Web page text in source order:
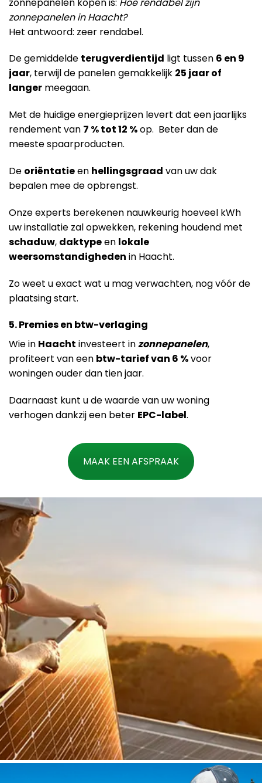
zonnepanelen in Haacht?
Het antwoord: zeer rendabel.
De gemiddelde terugverdientijd ligt tussen 6 en 9
jaar, terwijl de panelen gemakkelijk 25 jaar of
langer meegaan.
Met de huidige energieprijzen levert dat een jaarlijks
rendement van 7 % tot 12 %op. Beter dan de
meeste spaarproducten.
De oriëntatieen hellingsgraad van uw dak
bepalen mee de opbrengst.
Onze experts berekenen nauwkeurig hoeveel kWh
uw installatie zal opwekken, rekening houdend met
schaduw, daktypeen lokale
weersomstandigheden in Haacht.
Zo weet u exact wat u mag verwachten, nog vóór de
plaatsing start.
5. Premies en btw-verlaging
Wie in Haacht investeert inzonnepanelen,
profiteert van een btw-tarief van 6 %voor
woningen ouder dan tien jaar.
Daarnaast kunt u de waarde van uw woning
verhogen dankzij een beter EPC-label.
MAAK EEN AFSPRAAK